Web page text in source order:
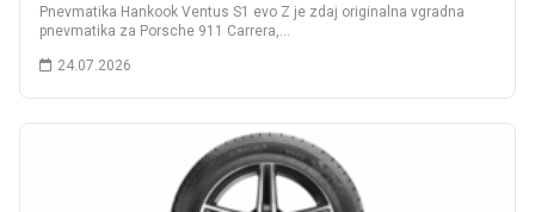
Pnevmatika Hankook Ventus S1 evo Z je zdaj originalna vgradna
pnevmatika za Porsche 911 Carrera,…
24.07.2026